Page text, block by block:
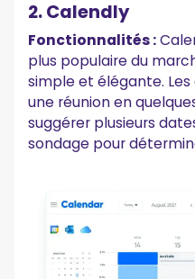
2. Calendly
Fonctionnalités :
plus populaire du
simple et élégante.
une réunion en
suggérer plusieurs
sondage pour